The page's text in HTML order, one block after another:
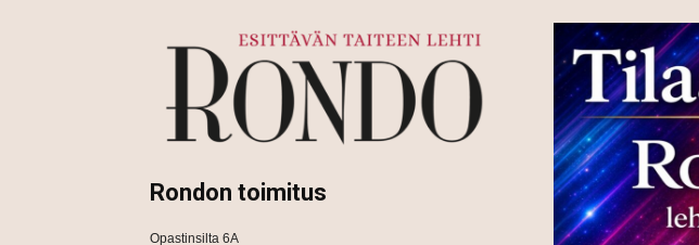
Rondon toimitus
Opastinsilta 6A